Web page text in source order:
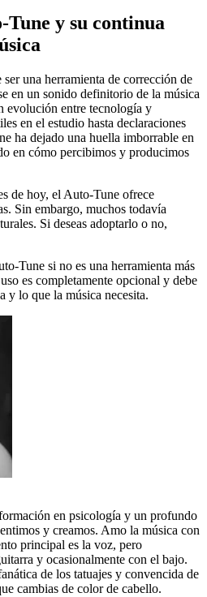
y su continua
una herramienta de corrección de
en un sonido definitorio de la música
evolución entre tecnología y
en el estudio hasta declaraciones
ha dejado una huella imborrable en
en cómo percibimos y producimos
de hoy, el Auto-Tune ofrece
Sin embargo, muchos todavía
Si deseas adoptarlo o no,
Tune si no es una herramienta más
es completamente opcional y debe
y lo que la música necesita.
en psicología y un profundo
y creamos. Amo la música con
principal es la voz, pero
y ocasionalmente con el bajo.
de los tatuajes y convencida de
cambias de color de cabello.